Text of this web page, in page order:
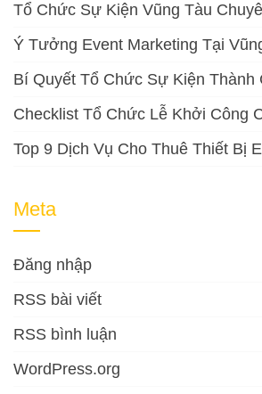
Tổ Chức Sự Kiện Vũng Tàu
Ý Tưởng Event Marketing Tại
Bí Quyết Tổ Chức Sự Kiện Thành
Checklist Tổ Chức Lễ Khởi Công
Top 9 Dịch Vụ Cho Thuê Thiết Bị
Meta
Đăng nhập
RSS bài viết
RSS bình luận
WordPress.org